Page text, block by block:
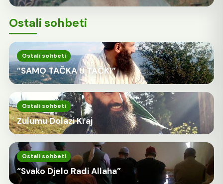
Ostali sohbeti
Ostali sohbeti
”SAMO TAČKA U TAČKI”
Ostali sohbeti
Zulumu Dolazi Kraj
Ostali sohbeti
“Svako Djelo Radi Allaha”